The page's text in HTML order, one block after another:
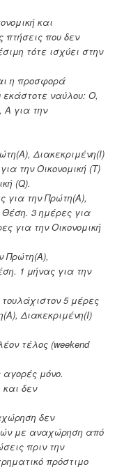
και
πτήσεις που δεν
τότε ισχύει στην
η προσφορά
εκάστοτε ναύλου: Ο,
Α για την
Διακεκριμένη(I)
την Οικονομική (Τ)
(Q).
για την Πρώτη(A),
Θέση. 3 ημέρες για
για την Οικονομική
Πρώτη(Α),
1 μήνας για την
5 μέρες
Διακεκριμένη(I)
τέλος (weekend
μόνο.
και δεν
δεν
με αναχώρηση από
πριν την
πρόστιμο